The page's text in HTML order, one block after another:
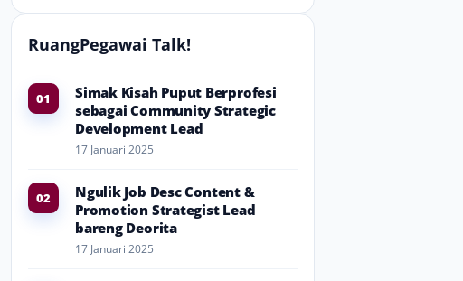
RuangPegawai Talk!
01
Simak Kisah Puput Berprofesi
sebagai Community Strategic
Development Lead
17 Januari 2025
02
Ngulik Job Desc Content &
Promotion Strategist Lead
bareng Deorita
17 Januari 2025